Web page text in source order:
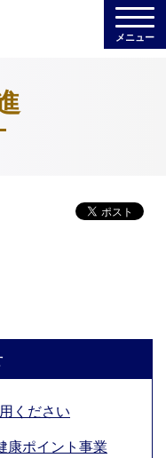
メニュー
ください
ポイント事業